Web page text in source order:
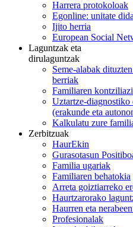
Harrera protokoloak
Egonline: unitate
Ijito herria
European Social
Laguntzak eta
dirulaguntzak
Seme-alabak
berriak
Familiaren
Uztartze-diagnostiko
(erakunde eta
Kalkulatu zure
Zerbitzuak
HaurEkin
Gurasotasun
Familia ugariak
Familiaren behatokia
Arreta goiztiarreko
Haurtzarorako
Haurren eta
Profesionalak